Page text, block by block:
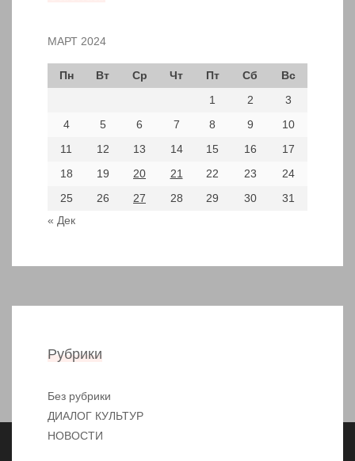
МАРТ 2024
Пн Вт Ср Чт Пт Сб
Вс
1
2
3
4
5 6 7 8 9
10
11
12 13 14 15 16
17
18
19 20 21 22 23
24
25
26 27 28 29 30
31
« Дек
Рубрики
Без рубрики
ДИАЛОГ КУЛЬТУР
НОВОСТИ